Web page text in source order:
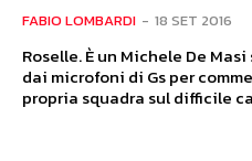
FABIO LOMBARDI - 18 SET 2016
Roselle. È un Michele De
dai microfoni di Gs per
propria squadra sul difficile